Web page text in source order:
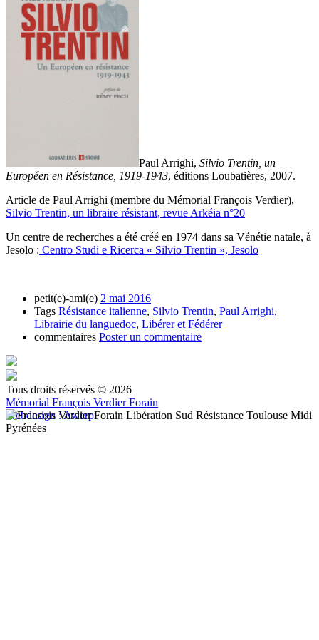
Paul Arrighi, Silvio Trentin, un
Européen en Résistance, 1919-1943, éditions Loubatières, 2007.
Article de Paul Arrighi (membre du Mémorial François Verdier),
Silvio Trentin, un libraire résistant, revue Arkéia n°20
Un centre de recherches a été créé en 1974 dans sa Vénétie natale, à
Jesolo : Centro Studi e Ricerca « Silvio Trentin », Jesolo
petit(e)-ami(e) 2 mai 2016
Tags Résistance italienne, Silvio Trentin, Paul Arrighi,
Librairie du languedoc, Libérer et Fédérer
commentaires Poster un commentaire
Tous droits réservés © 2026
Mémorial François Verdier Forain
Webdesign : Awerpi